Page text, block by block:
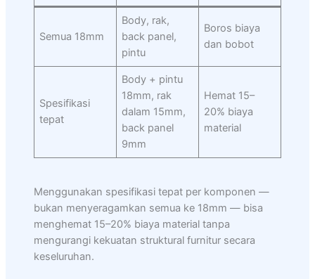
Semua 18mm
Body, rak,
back panel,
pintu
Boros biaya
dan bobot
Spesifikasi
tepat
Body + pintu
18mm, rak
dalam 15mm,
back panel
9mm
Hemat 15–
20% biaya
material
Menggunakan spesifikasi tepat per komponen —
bukan menyeragamkan semua ke 18mm — bisa
menghemat 15–20% biaya material tanpa
mengurangi kekuatan struktural furnitur secara
keseluruhan.